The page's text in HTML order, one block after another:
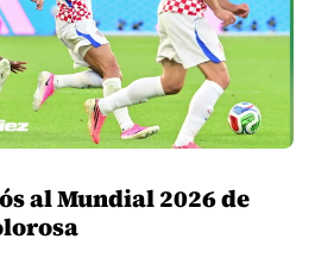
al Mundial 2026 de